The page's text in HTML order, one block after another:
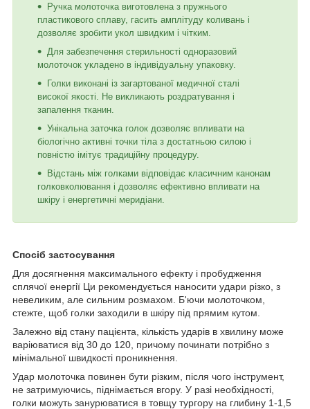
Ручка молоточка виготовлена з пружнього
пластикового сплаву, гасить амплітуду коливань і
дозволяє зробити укол швидким і чітким.
Для забезпечення стерильності одноразовий
молоточок укладено в індивідуальну упаковку.
Голки виконані із загартованої медичної сталі
високої якості. Не викликають роздратування і
запалення тканин.
Унікальна заточка голок дозволяє впливати на
біологічно активні точки тіла з достатньою силою і
повністю імітує традиційну процедуру.
Відстань між голками відповідає класичним канонам
голковколювання і дозволяє ефективно впливати на
шкіру і енергетичні меридіани.
Спосіб застосування
Для досягнення максимального ефекту і пробудження
сплячої енергії Ци рекомендується наносити удари різко, з
невеликим, але сильним розмахом. Б'ючи молоточком,
стежте, щоб голки заходили в шкіру під прямим кутом.
Залежно від стану пацієнта, кількість ударів в хвилину може
варіюватися від 30 до 120, причому починати потрібно з
мінімальної швидкості проникнення.
Удар молоточка повинен бути різким, після чого інструмент,
не затримуючись, піднімається вгору. У разі необхідності,
голки можуть занурюватися в товщу тургору на глибину 1-1,5